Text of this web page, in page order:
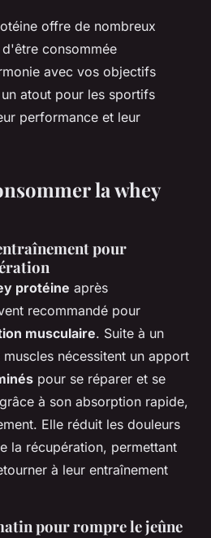
offre de nombreux
consommée
avec vos objectifs
atout pour les sportifs
performance et leur
la whey
pour
protéine après
recommandé pour
musculaire. Suite à un
nécessitent un apport
pour se réparer et se
à son absorption rapide,
Elle réduit les douleurs
la récupération, permettant
à leur entraînement
pour rompre le jeûne